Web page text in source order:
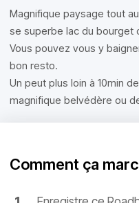
Magnifique paysage tout
se superbe lac du bourget
Vous pouvez vous y
bon resto.
Un peut plus loin à 10min
magnifique belvédère ou
Comment ça